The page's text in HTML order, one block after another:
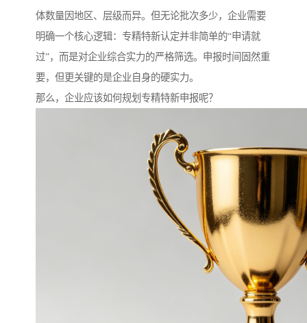
体数量因地区、层级而异。但无论批次多少，企业需要
明确一个核心逻辑：专精特新认定并非简单的“申请就
过”，而是对企业综合实力的严格筛选。申报时间固然重
要，但更关键的是企业自身的硬实力。
那么，企业应该如何规划专精特新申报呢？